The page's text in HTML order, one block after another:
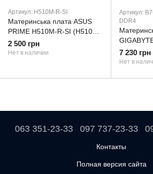
Артикул: H510M-R-SI
Материнська плата ASUS
PRIME H510M-R-SI (H510M-
R-SI)
2 500 грн
Нет в наличии
Артикул:
DDR4
AX DDR4
7 230 грн
Нет в
063 351-23-33 097 737-23-33
Контакты
Полная версия сайта